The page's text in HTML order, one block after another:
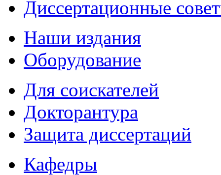
Диссертационные
Наши издания
Оборудование
Для соискателей
Докторантура
Защита диссертаций
Кафедры